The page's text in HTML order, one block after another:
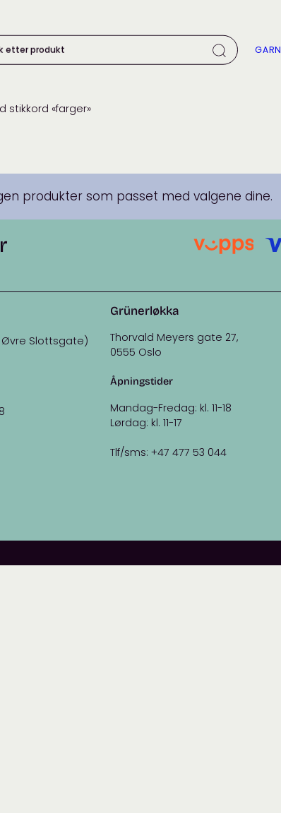
GARN
stikkord «farger»
produkter som passet med valgene dine.
Øvre Slottsgate)
Grünerløkka
Thorvald Meyers gate 27,
0555 Oslo
Åpningstider
Mandag-Fredag: kl. 11-18
Lørdag: kl. 11-17
Tlf/sms: +47 477 53 044